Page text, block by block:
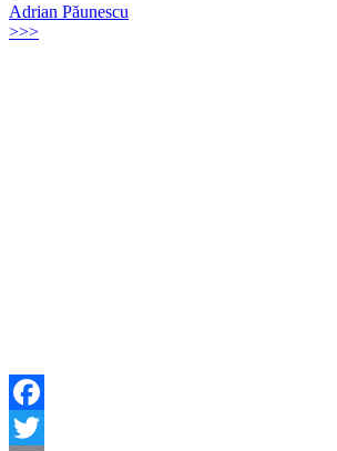
Adrian Păunescu
>>>
Facebook